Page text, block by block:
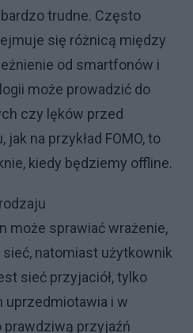
bardzo trudne. Często
się różnicą między
od smartfonów i
może prowadzić do
czy lęków przed
na przykład FOMO, to
kiedy będziemy offline.
może sprawiać wrażenie,
natomiast użytkownik
sieć przyjaciół, tylko
uprzedmiotawia i w
przyjaźń